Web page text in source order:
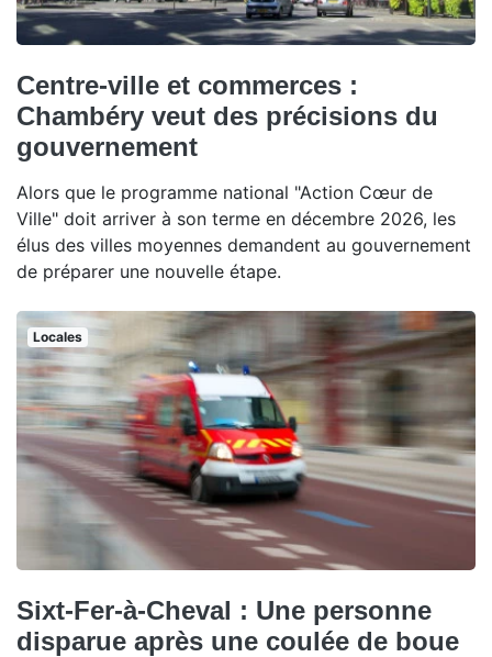
Centre-ville et commerces :
Chambéry veut des précisions du
gouvernement
Alors que le programme national "Action Cœur de
Ville" doit arriver à son terme en décembre 2026, les
élus des villes moyennes demandent au gouvernement
de préparer une nouvelle étape.
Locales
Sixt-Fer-à-Cheval : Une personne
disparue après une coulée de boue